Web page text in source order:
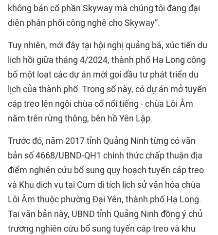
không bán cổ phần Skyway mà chúng tôi đang đại
diện phân phối công nghệ cho Skyway”.
Tuy nhiên, mới đây tại hội nghị quảng bá, xúc tiến du
lịch hồi giữa tháng 4/2024, thành phố Hạ Long công
bố một loạt các dự án mời gọi đầu tư phát triển du
lịch của thành phố. Trong số này, có dự án mở tuyến
cáp treo lên ngôi chùa cổ nổi tiếng - chùa Lôi Âm
nằm trên rừng thông, bên hồ Yên Lập.
Trước đó, năm 2017 tỉnh Quảng Ninh từng có văn
bản số 4668/UBND-QH1 chính thức chấp thuận địa
điểm nghiên cứu bổ sung quy hoạch tuyến cáp treo
và Khu dịch vụ tại Cụm di tích lịch sử văn hóa chùa
Lôi Âm thuộc phường Đại Yên, thành phố Hạ Long.
Tại văn bản này, UBND tỉnh Quảng Ninh đồng ý chủ
trương nghiên cứu bổ sung tuyến cáp treo và khu